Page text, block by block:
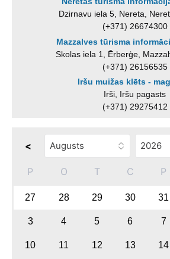
Dzirnavu iela 5, Nereta,
(+371) 26674300
Mazzalves tūrisma
Skolas iela 1, Ērberģe,
(+371) 26156535
Iršu muižas klēts -
Irši, Iršu pagasts
(+371) 29275412
<
P O T C P
27 28 29 30 31
3 4 5 6 7
10 11 12 13 14